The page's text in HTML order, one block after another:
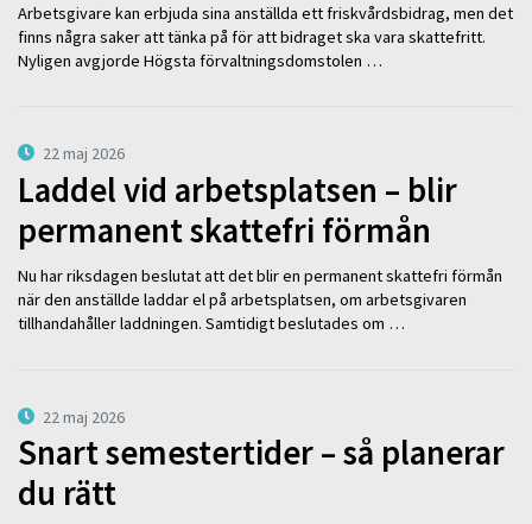
Arbetsgivare kan erbjuda sina anställda ett friskvårdsbidrag, men det
finns några saker att tänka på för att bidraget ska vara skattefritt.
Nyligen avgjorde Högsta förvaltningsdomstolen …
22 maj 2026
Laddel vid arbetsplatsen – blir
permanent skattefri förmån
Nu har riksdagen beslutat att det blir en permanent skattefri förmån
när den anställde laddar el på arbetsplatsen, om arbetsgivaren
tillhandahåller laddningen. Samtidigt beslutades om …
22 maj 2026
Snart semestertider – så planerar
du rätt